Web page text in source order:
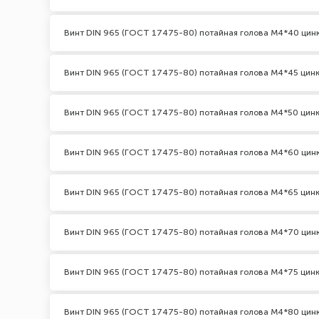
Винт DIN 965 (ГОСТ 17475-80) потайная голова М4*40
Винт DIN 965 (ГОСТ 17475-80) потайная голова М4*45 цинк
Винт DIN 965 (ГОСТ 17475-80) потайная голова М4*50 цинк
Винт DIN 965 (ГОСТ 17475-80) потайная голова М4*60
Винт DIN 965 (ГОСТ 17475-80) потайная голова М4*65 цинк
Винт DIN 965 (ГОСТ 17475-80) потайная голова М4*70
Винт DIN 965 (ГОСТ 17475-80) потайная голова М4*75 цинк
Винт DIN 965 (ГОСТ 17475-80) потайная голова М4*80